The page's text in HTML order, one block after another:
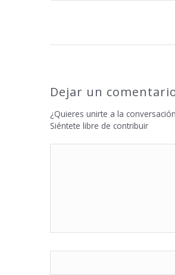
Dejar un
¿Quieres unirte a la
Siéntete libre de contribuir